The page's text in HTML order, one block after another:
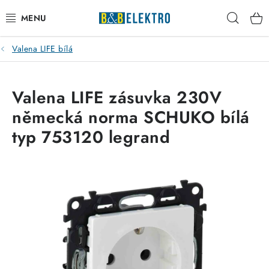
na
obsah
Reklamace / Vrácení zboží
Kontakty
VYTÁPĚNÍ
ELEKTROMATERIÁL
Valena LIFE bílá
Valena LIFE zásuvka 230V
německá norma SCHUKO bílá
typ 753120 legrand